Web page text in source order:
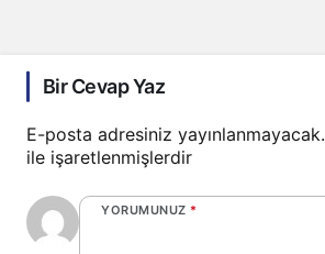
Bir Cevap Yaz
E-posta adresiniz yayınlanmayacak.
ile işaretlenmişlerdir
YORUMUNUZ *